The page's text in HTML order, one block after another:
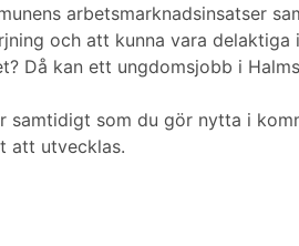
arbetsmarknadsinsatser
och att kunna vara delaktiga
Då kan ett ungdomsjobb i
samtidigt som du gör nytta i
att utvecklas.